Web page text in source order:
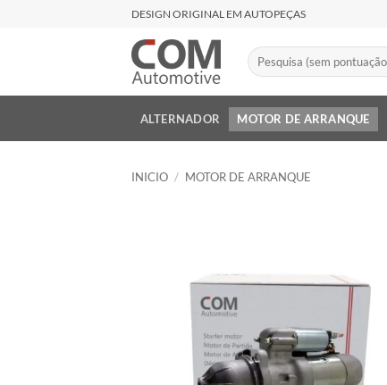
DESIGN ORIGINAL EM AUTOPEÇAS
Buscar
por:
ALTERNADOR MOTOR DE ARRANQUE
INICIO / MOTOR DE ARRANQUE